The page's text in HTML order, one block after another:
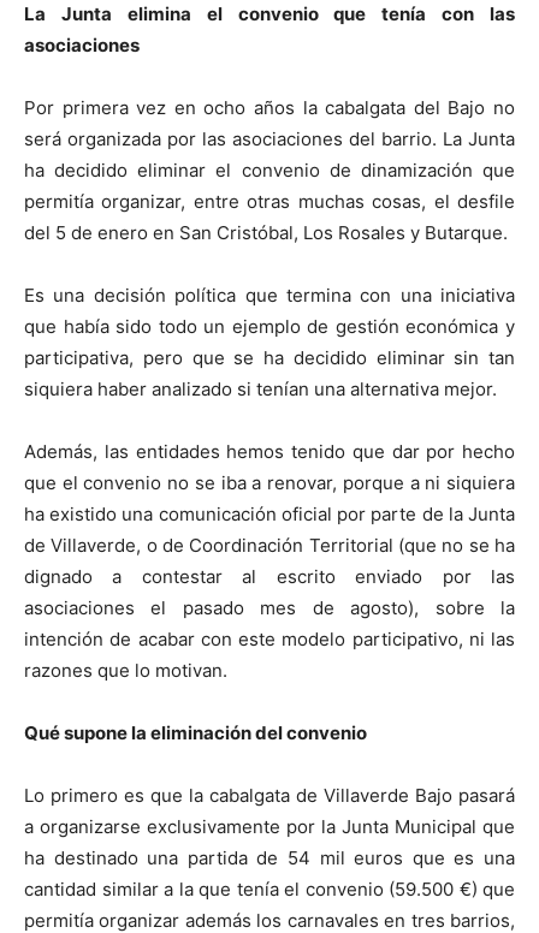
La Junta elimina el convenio que tenía con las
asociaciones
Por primera vez en ocho años la cabalgata del Bajo no
será organizada por las asociaciones del barrio. La Junta
ha decidido eliminar el convenio de dinamización que
permitía organizar, entre otras muchas cosas, el desfile
del 5 de enero en San Cristóbal, Los Rosales y Butarque.
Es una decisión política que termina con una iniciativa
que había sido todo un ejemplo de gestión económica y
participativa, pero que se ha decidido eliminar sin tan
siquiera haber analizado si tenían una alternativa mejor.
Además, las entidades hemos tenido que dar por hecho
que el convenio no se iba a renovar, porque a ni siquiera
ha existido una comunicación oficial por parte de la Junta
de Villaverde, o de Coordinación Territorial (que no se ha
dignado a contestar al escrito enviado por las
asociaciones el pasado mes de agosto), sobre la
intención de acabar con este modelo participativo, ni las
razones que lo motivan.
Qué supone la eliminación del convenio
Lo primero es que la cabalgata de Villaverde Bajo pasará
a organizarse exclusivamente por la Junta Municipal que
ha destinado una partida de 54 mil euros que es una
cantidad similar a la que tenía el convenio (59.500 €) que
permitía organizar además los carnavales en tres barrios,